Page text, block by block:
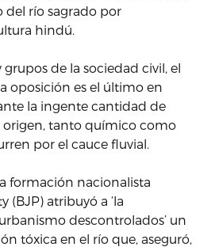
del río sagrado por
hindú.
grupos de la sociedad civil, el
oposición es el último en
la ingente cantidad de
tanto químico como
por el cauce fluvial.
formación nacionalista
(BJP) atribuyó a ‘la
descontrolados’ un
tóxica en el río que, aseguró,